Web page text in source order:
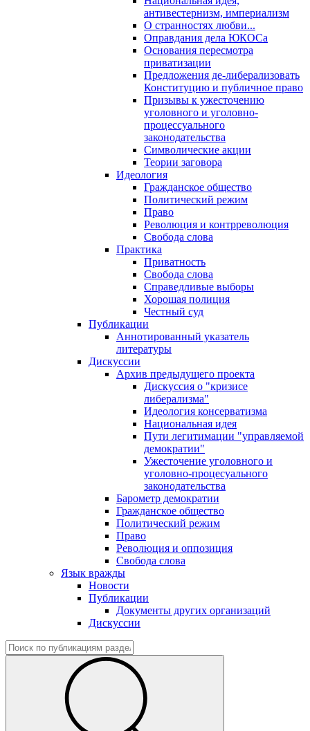
антивестернизм, империализм
О странностях любви...
Оправдания дела ЮКОСа
Основания пересмотра
приватизации
Предложения де-либерализовать
Конституцию и публичное право
Призывы к ужесточению
уголовного и уголовно-
процессуального
законодательства
Символические акции
Теории заговора
Идеология
Гражданское общество
Политический режим
Право
Революция и контрреволюция
Свобода слова
Практика
Приватность
Свобода слова
Справедливые выборы
Хорошая полиция
Честный суд
Публикации
Аннотированный указатель
литературы
Дискуссии
Архив предыдущего проекта
Дискуссия о "кризисе
либерализма"
Идеология консерватизма
Национальная идея
Пути легитимации "управляемой
демократии"
Ужесточение уголовного и
уголовно-процесуального
законодательства
Барометр демократии
Гражданское общество
Политический режим
Право
Революция и оппозиция
Свобода слова
Язык вражды
Новости
Публикации
Документы других организаций
Дискуссии